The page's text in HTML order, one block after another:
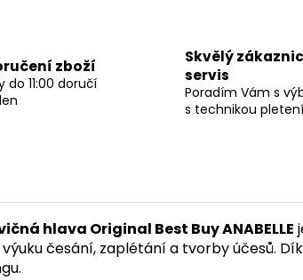
zboží
do 11:00 doručí
Skvělý
servis
Poradím Vám s
s technikou pletení
hlava Original Best Buy ANABELLE
česání, zaplétání a tvorby účesů.